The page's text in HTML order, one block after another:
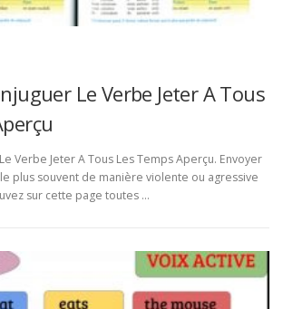
Le Verbe Jeter A Tous
Verbe Jeter A Tous Les Temps Aperçu. Envoyer
plus souvent de manière violente ou agressive
sur cette page toutes …